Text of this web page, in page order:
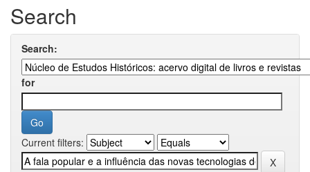
Search
Search:
for
Current filters: